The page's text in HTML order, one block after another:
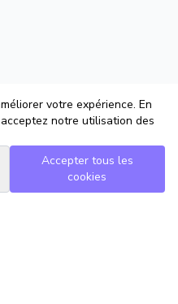
votre expérience. En
notre utilisation des
Accepter tous les
cookies